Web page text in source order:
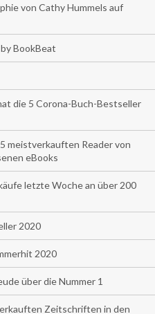
von Cathy Hummels auf
BookBeat
die 5 Corona-Buch-Bestseller
meistverkauften Reader von
eBooks
letzte Woche an über 200
2020
2020
über die Nummer 1
Zeitschriften in den